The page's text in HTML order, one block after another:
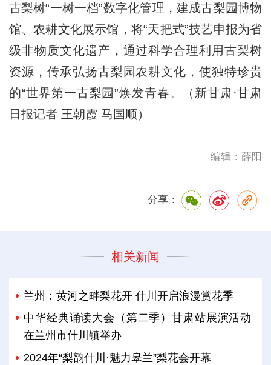
古梨树“一树一档”数字化管理，建成古梨园博物
馆、农耕文化展示馆，将“天把式”技艺申报为省
级非物质文化遗产，通过科学合理利用古梨树
资源，传承弘扬古梨园农耕文化，使独特珍贵
的“世界第一古梨园”焕发青春。（新甘肃·甘肃
日报记者 王朝霞 马国顺）
编辑：薛阳
分享：
相关新闻
兰州：黄河之畔梨花开 什川开启浪漫赏花季
中华经典诵读大会（第二季）甘肃站展演活动
在兰州市什川镇举办
2024年“梨韵什川·魅力皋兰”梨花会开幕